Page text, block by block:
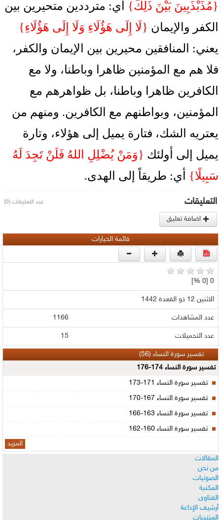
{مُذَبْذَبِينَ بَيْنَ ذَلِكَ}
أي: مترددين متحيرين بين
الكفر والإيمان {لَا إِلَى هَؤُلَاءِ وَلَا إِلَى هَؤُلَاءِ}
يعني: المنافقين محيرين بين الإيمان والكفر،
فلا هم مع المؤمنين ظاهرا وباطنا، ولا مع
الكافرين ظاهرا وباطنا، بل ظواهرهم مع
المؤمنين، وبواطنهم مع الكافرين. ومنهم من
يعتريه الشك، فتارة يميل إلى هؤلاء، وتارة
يميل إلى أولئك {وَمَنْ يُضْلِلِ اللهُ فَلَنْ تَجِدَ لَهُ
سَبِيلًا}
أي: طريقاً إلى الهدى.
التعليقات عدد التعليقات (0)
اضافة تعليق
قائمة الخيارات
0 [0 %]
الاثنين 12 ذو القعدة 1442
عدد المشاهدات 1166
عدد التحميلات 15
تفسير سورة النساء (56)
تفسير سورة النساء 174-176
تفسير سورة النساء 171-173
تفسير سورة النساء 167-170
تفسير سورة النساء 163-166
تفسير سورة النساء 160-162
المزيد
المقالات
من نحن
الصوتيات
المكتبة
الفتاوى
أرشيف الإذاعة
المنتديات